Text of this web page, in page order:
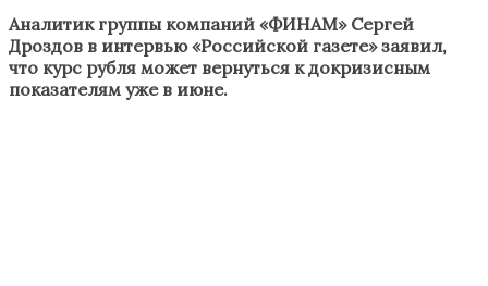
Аналитик группы компаний «ФИНАМ» Сергей
Дроздов в интервью «Российской газете» заявил,
что курс рубля может вернуться к докризисным
показателям уже в июне.